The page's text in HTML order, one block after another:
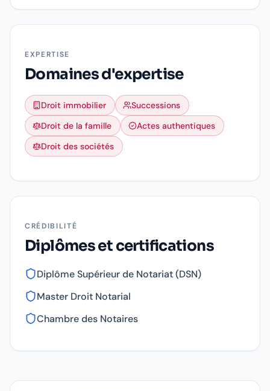
EXPERTISE
Domaines d'expertise
Droit immobilier
Successions
Droit de la famille
Actes authentiques
Droit des sociétés
CRÉDIBILITÉ
Diplômes et certifications
Diplôme Supérieur de Notariat (DSN)
Master Droit Notarial
Chambre des Notaires